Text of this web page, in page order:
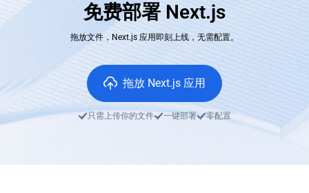
免费部署 Next.js
拖放文件，Next.js 应用即刻上线，无需配置。
拖放 Next.js 应用
只需上传你的文件 一键部署 零配置